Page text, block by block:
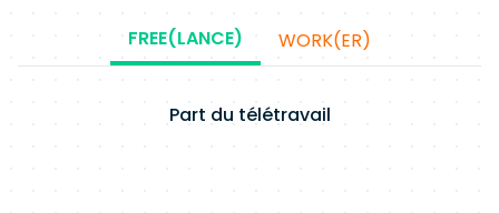
FREE(LANCE) WORK(ER)
Part du télétravail